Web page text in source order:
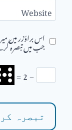
Website
اس براؤزر میں
جب میں تبصرہ
−
2
=